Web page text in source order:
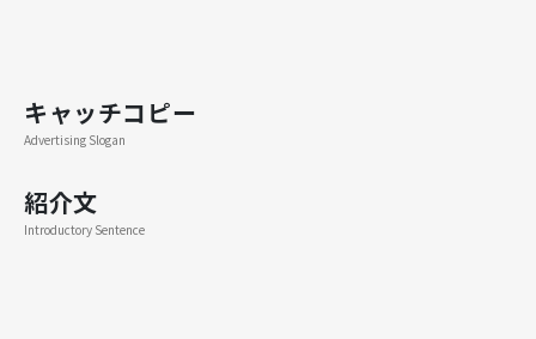
キャッチコピー
Advertising Slogan
紹介文
Introductory Sentence